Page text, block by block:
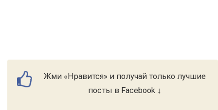
Жми «Нравится» и получай только лучшие
посты в Facebook ↓